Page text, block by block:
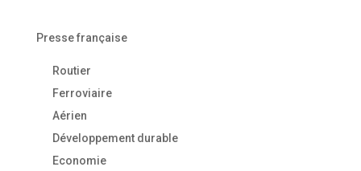
Presse française
Routier
Ferroviaire
Aérien
Développement durable
Economie